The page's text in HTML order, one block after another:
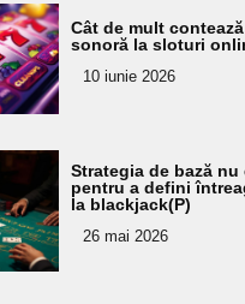
Cât de mult
sonoră la sloturi
10 iunie 2026
Strategia de bază
pentru a defini
la blackjack(P)
26 mai 2026